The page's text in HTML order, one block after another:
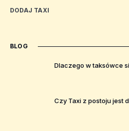
DODAJ TAXI
BLOG
Dlaczego w taksówce
Czy Taxi z postoju jest